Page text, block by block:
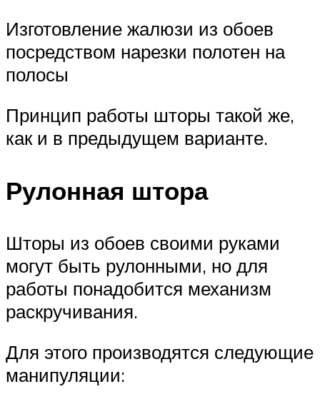
Изготовление жалюзи из обоев
посредством нарезки полотен на
полосы
Принцип работы шторы такой же,
как и в предыдущем варианте.
Рулонная штора
Шторы из обоев своими руками
могут быть рулонными, но для
работы понадобится механизм
раскручивания.
Для этого производятся следующие
манипуляции: